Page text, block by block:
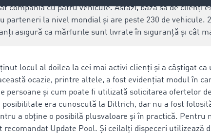
compania cu patru vehicule. Astăzi, baza sa de clienți
parteneri la nivel mondial și are peste 230 de vehicule.
asigură ca mărfurile sunt livrate în siguranță și cât
locul al doilea la cei mai activi clienți și a câștigat
ocazie, printre altele, a fost evidențiat modul în
persoane și cum poate fi utilizată solicitarea ofertelor
era cunoscută la Dittrich, dar nu a fost
a obține o posibilă plusvaloare și în practică. Pentru
recomandat Update Pool. Și ceilalți dispeceri utilizează